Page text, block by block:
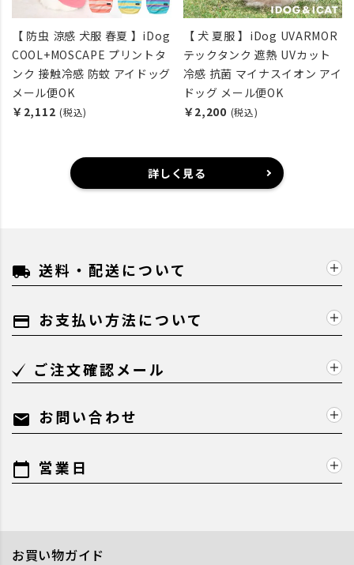
【 防虫 涼感 犬服 春夏 】iDog
COOL+MOSCAPE プリントタ
ンク 接触冷感 防蚊 アイドッグ
メール便OK
￥2,112 (税込)
【 犬 夏服 】iDog UVARMOR
テックタンク 遮熱 UVカット
冷感 抗菌 マイナスイオン アイ
ドッグ メール便OK
￥2,200 (税込)
詳しく見る
local_shipping 送料・配送について
payment お支払い方法について
ご注文確認メール
mail お問い合わせ
calendar_today 営業日
お買い物ガイド